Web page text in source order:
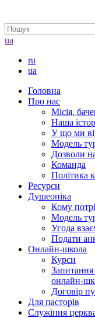
ua
ru
ua
Головна
Про нас
Місія,
Наша
У що ми
Модель
Дозволи
Команда
Політика
Ресурси
Душеопіка
Кому
Модель
Угода
Подати
Онлайн-школа
Курси
Запитання
онлайн-
Договір
Для пасторів
Служіння